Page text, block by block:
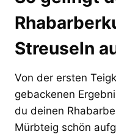
Streuseln
Von der ersten
gebackenen
du deinen
Mürbteig schön